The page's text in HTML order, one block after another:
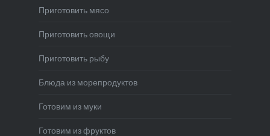
Приготовить мясо
Приготовить овощи
Приготовить рыбу
Блюда из морепродуктов
Готовим из муки
Готовим из фруктов